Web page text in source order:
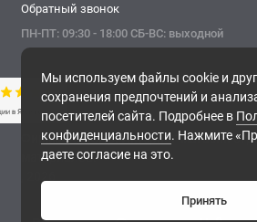
Мы используем файлы cookie и
сохранения предпочтений и
посетителей сайта. Подробнее в
конфиденциальности. Нажмите
даете согласие на это.
Принять
Обратный звонок
ПН-ПТ: 09:30 - 18:00 СБ-ВС: выходной
Фирма ТОНЭКО. Интернет-магазин
материалов.